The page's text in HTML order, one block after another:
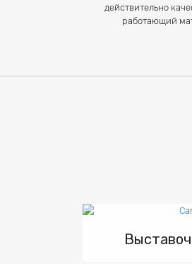
действительно
работающий